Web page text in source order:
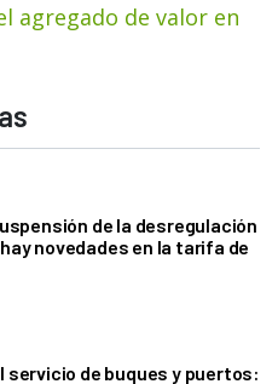
agregado de valor en
de la desregulación
novedades en la tarifa de
servicio de buques y puertos: